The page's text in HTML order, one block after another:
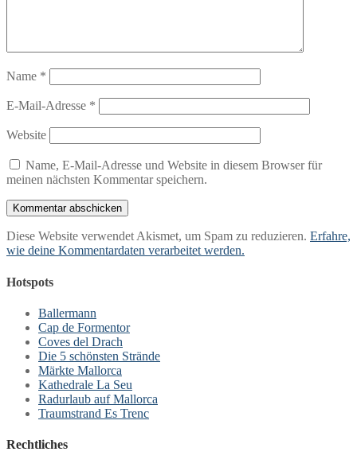
Name *
E-Mail-Adresse *
Website
Name, E-Mail-Adresse und Website in diesem Browser für
meinen nächsten Kommentar speichern.
Diese Website verwendet Akismet, um Spam zu reduzieren. Erfahre,
wie deine Kommentardaten verarbeitet werden.
Hotspots
Ballermann
Cap de Formentor
Coves del Drach
Die 5 schönsten Strände
Märkte Mallorca
Kathedrale La Seu
Radurlaub auf Mallorca
Traumstrand Es Trenc
Rechtliches